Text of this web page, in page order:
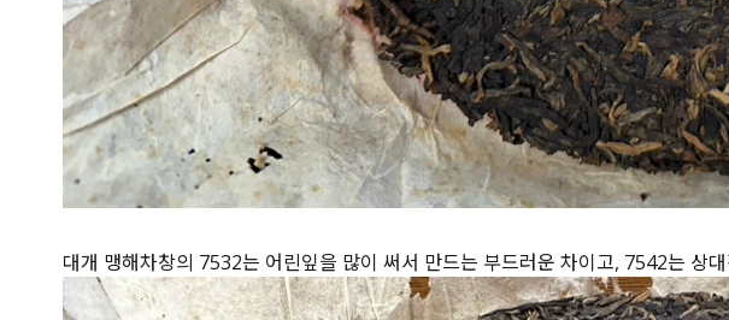
대개 맹해차창의 7532는 어린잎을 많이 써서 만드는 부드러운 차이고, 7542는 상